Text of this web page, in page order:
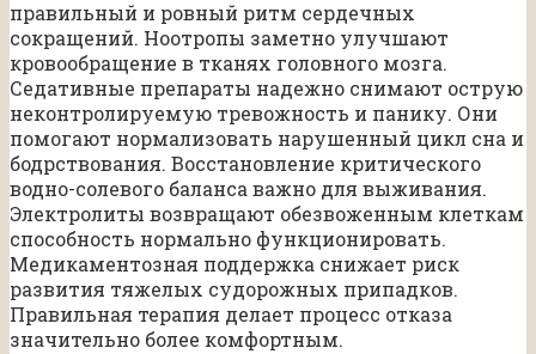
правильный и ровный ритм сердечных
сокращений. Ноотропы заметно улучшают
кровообращение в тканях головного мозга.
Седативные препараты надежно снимают острую
неконтролируемую тревожность и панику. Они
помогают нормализовать нарушенный цикл сна и
бодрствования. Восстановление критического
водно-солевого баланса важно для выживания.
Электролиты возвращают обезвоженным клеткам
способность нормально функционировать.
Медикаментозная поддержка снижает риск
развития тяжелых судорожных припадков.
Правильная терапия делает процесс отказа
значительно более комфортным.